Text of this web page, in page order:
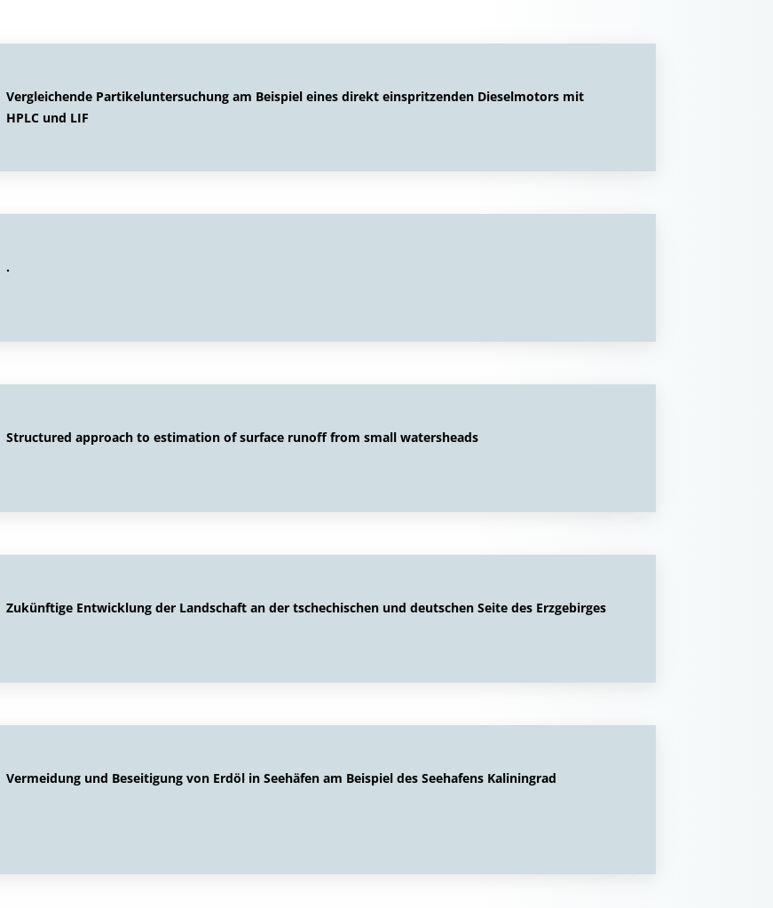
Vergleichende Partikeluntersuchung am Beispiel eines direkt einspritzenden Dieselmotors mit
HPLC und LIF
.
Structured approach to estimation of surface runoff from small watersheads
Zukünftige Entwicklung der Landschaft an der tschechischen und deutschen Seite des Erzgebirges
Vermeidung und Beseitigung von Erdöl in Seehäfen am Beispiel des Seehafens Kaliningrad